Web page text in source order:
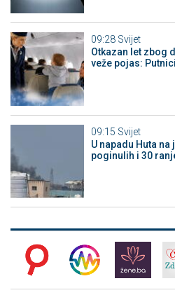
09:28 Svijet
Otkazan let zbog
veže pojas:
09:15 Svijet
U napadu Huta
poginulih i 30